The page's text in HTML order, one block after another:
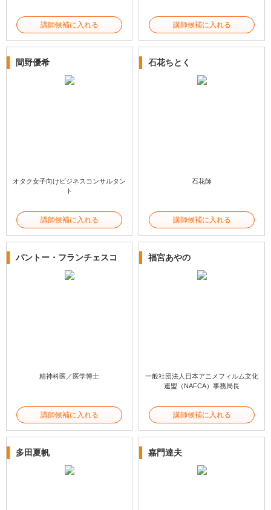
講師候補に入れる 講師候補に入れる
間野優希
オタク女子向けビジネスコンサルタン
ト
講師候補に入れる
石花ちとく
石花師
講師候補に入れる
パントー・フランチェスコ
精神科医／医学博士
講師候補に入れる
福宮あやの
一般社団法人日本アニメフィルム文化
連盟（NAFCA）事務局長
講師候補に入れる
多田夏帆 嘉門達夫